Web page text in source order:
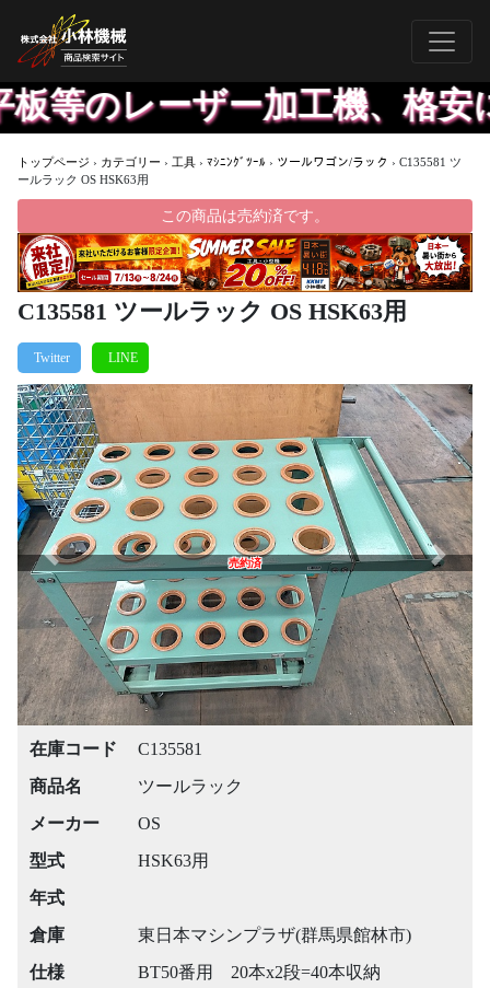
ーザー加工機、格安に
トップページ › カテゴリー › 工具 › ﾏｼﾆﾝｸﾞﾂｰﾙ › ツールワゴン/ラック › C135581 ツ
ールラック OS HSK63用
この商品は売約済です。
C135581 ツールラック OS HSK63用
売約済
Previous Next
在庫コード
C135581
商品名
ツールラック
メーカー
OS
型式
HSK63用
年式
倉庫
東日本マシンプラザ(群馬県館林市)
仕様
BT50番用 20本x2段=40本収納